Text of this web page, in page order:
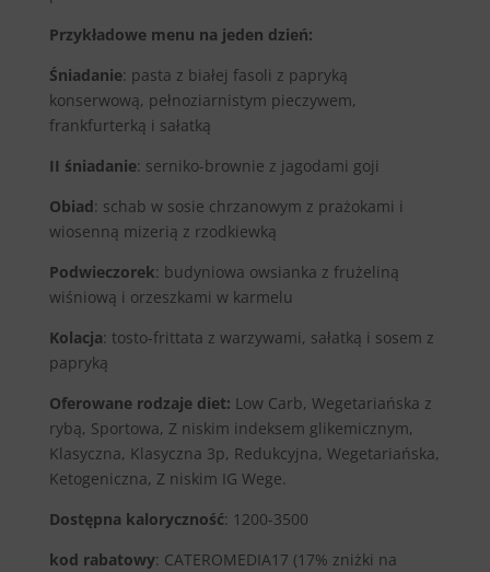
Przykładowe menu na jeden dzień:
Śniadanie: pasta z białej fasoli z papryką
konserwową, pełnoziarnistym pieczywem,
frankfurterką i sałatką
II śniadanie: serniko-brownie z jagodami goji
Obiad: schab w sosie chrzanowym z prażokami i
wiosenną mizerią z rzodkiewką
Podwieczorek: budyniowa owsianka z frużeliną
wiśniową i orzeszkami w karmelu
Kolacja: tosto-frittata z warzywami, sałatką i sosem z
papryką
Oferowane rodzaje diet: Low Carb, Wegetariańska z
rybą, Sportowa, Z niskim indeksem glikemicznym,
Klasyczna, Klasyczna 3p, Redukcyjna, Wegetariańska,
Ketogeniczna, Z niskim IG Wege.
Dostępna kaloryczność: 1200-3500
kod rabatowy: CATEROMEDIA17 (17% zniżki na